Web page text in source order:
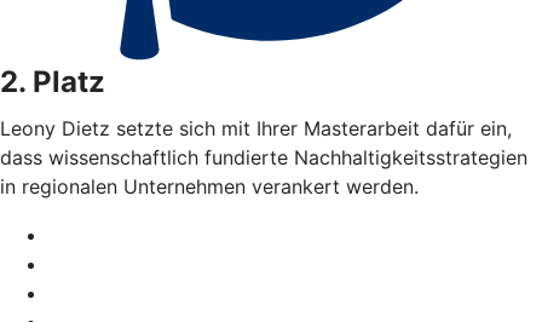
2. Platz
Leony Dietz setzte sich mit Ihrer Masterarbeit dafür ein,
dass wissenschaftlich fundierte Nachhaltigkeitsstrategien
in regionalen Unternehmen verankert werden.